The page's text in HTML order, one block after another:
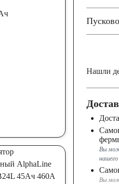
Нашли
Вы
нашего
Вы